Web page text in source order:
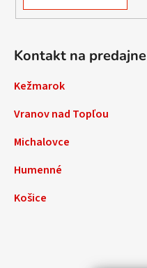
Kontakt na predajne
Kežmarok
Vranov nad Topľou
Michalovce
Humenné
Košice